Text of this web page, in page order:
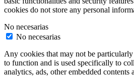
cookies do not store any personal
No necesarias
No necesarias
Any cookies that may not be
to function and is used specifically to
analytics, ads, other embedded contents